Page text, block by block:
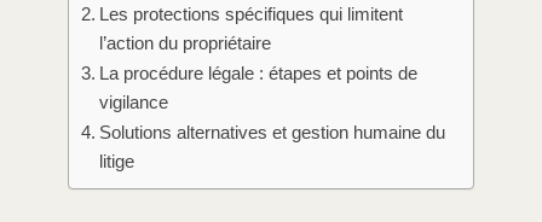
Les protections spécifiques qui limitent
l’action du propriétaire
La procédure légale : étapes et points de
vigilance
Solutions alternatives et gestion humaine du
litige